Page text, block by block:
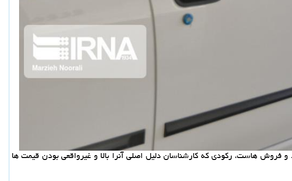
فروش هاست، ركودی كه كارشناسان دلیل اصلی آنرا بالا و غیرواقعی بودن قیمت ها